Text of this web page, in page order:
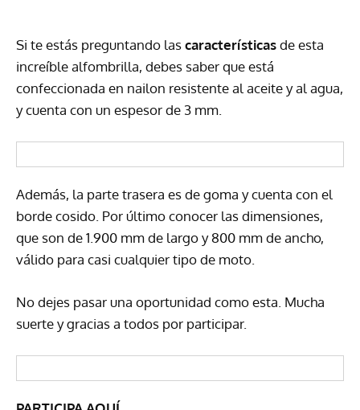
Si te estás preguntando lascaracterísticasde esta
increíble alfombrilla, debes saber que está
confeccionada en nailon resistente al aceite y al agua,
y cuenta con un espesor de 3 mm.
Además, la parte trasera es de goma y cuenta con el
borde cosido. Por último conocer las dimensiones,
que son de 1.900 mm de largo y 800 mm de ancho,
válido para casi cualquier tipo de moto.
No dejes pasar una oportunidad como esta. Mucha
suerte y gracias a todos por participar.